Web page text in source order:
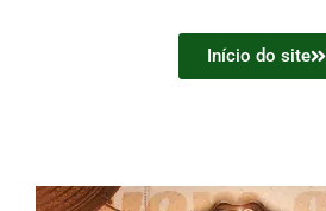
Início do site